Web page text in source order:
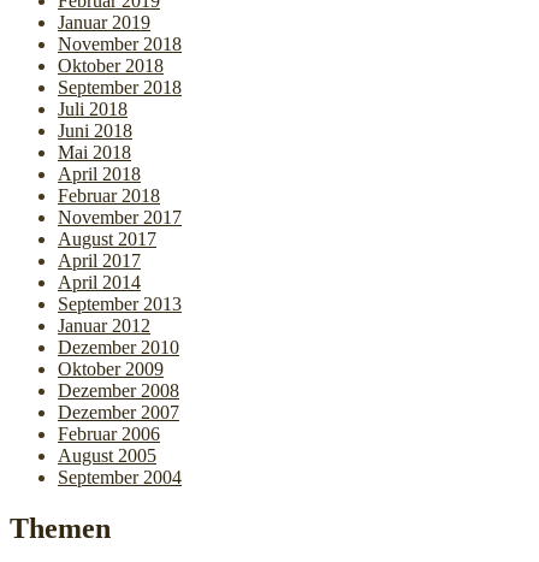
Januar 2019
November 2018
Oktober 2018
September 2018
Juli 2018
Juni 2018
Mai 2018
April 2018
Februar 2018
November 2017
August 2017
April 2017
April 2014
September 2013
Januar 2012
Dezember 2010
Oktober 2009
Dezember 2008
Dezember 2007
Februar 2006
August 2005
September 2004
Themen